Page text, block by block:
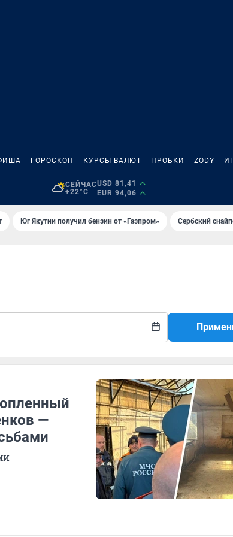
ГОРОСКОП КУРСЫ ВАЛЮТ ПРОБКИ ZODY
СЕЙЧАС
+22°C
USD 81,41
EUR 94,06
Юг Якутии получил бензин от «Газпром» Сербский
—